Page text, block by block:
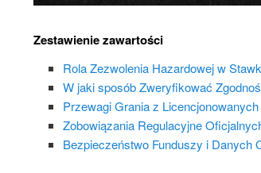
Zestawienie zawartości
Rola Zezwolenia Hazardowej w
W jaki sposób Zweryfikować
Przewagi Grania z
Zobowiązania Regulacyjne
Bezpieczeństwo Funduszy i Danych